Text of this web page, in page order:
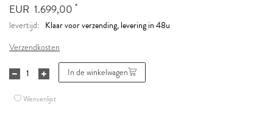
EUR 1.699,00 *
levertijd: Klaar voor verzending, levering in 48u
Verzendkosten
In de winkelwagen
Wensenlijst